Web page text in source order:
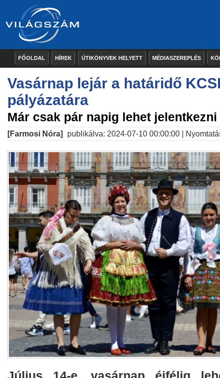
FŐOLDAL HÍREK ÚTIKÖNYVEK HELYETT MÉDIASZEREPLÉS
Vasárnap lejár a határidő
pályázatára
Már csak pár napig lehet jelentkezni
[Farmosi Nóra] publikálva: 2024-07-10 00:00:00 |